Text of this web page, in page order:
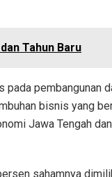
Tahun Baru
pembangunan
bisnis yang
Jawa Tengah
sahamnya